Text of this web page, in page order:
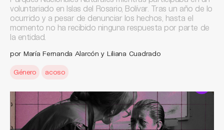
voluntariado en Islas del Rosario, Bolívar. Tras un año de lo
ocurrido y a pesar de denunciar los hechos, hasta el
momento no ha recibido ninguna respuesta por parte de
la entidad.
por María Fernanda Alarcón y Liliana Cuadrado
Género acoso